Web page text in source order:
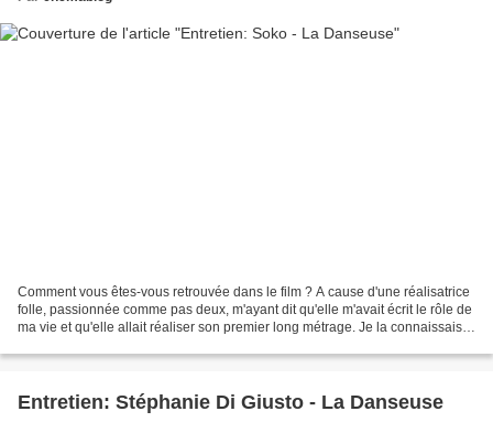
Comment vous êtes-vous retrouvée dans le film ? A cause d'une réalisatrice
folle, passionnée comme pas deux, m'ayant dit qu'elle m'avait écrit le rôle de
ma vie et qu'elle allait réaliser son premier long métrage. Je la connaissais
Entretien: Stéphanie Di Giusto - La Danseuse